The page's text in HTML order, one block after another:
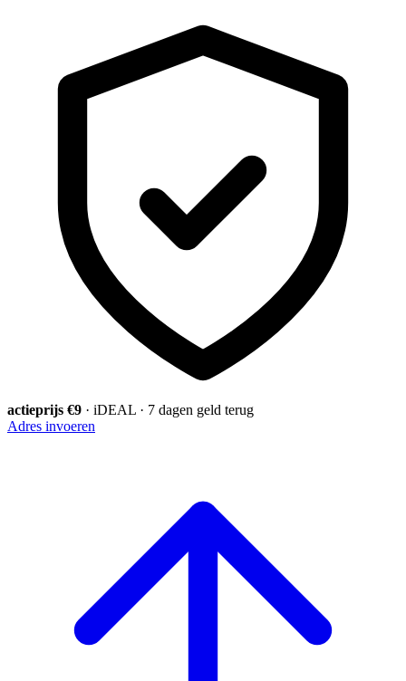
actieprijs €9 · iDEAL · 7 dagen geld terug
Adres invoeren